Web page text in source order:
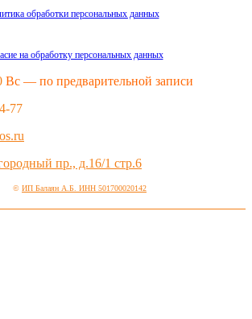
обработки персональных данных
на обработку персональных данных
Вс — по предварительной записи
77
пр., д.16/1 стр.6
© ИП Балаян А.Б. ИНН 501700020142